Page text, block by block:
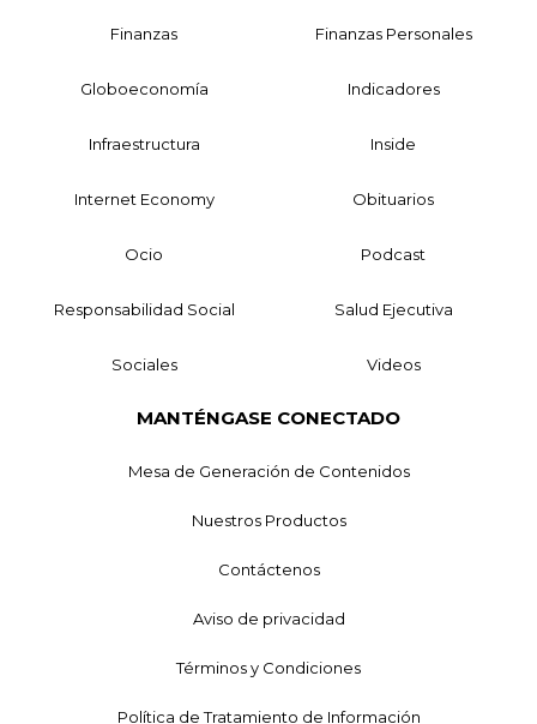
Finanzas Finanzas Personales
Globoeconomía Indicadores
Infraestructura Inside
Internet Economy Obituarios
Ocio Podcast
Responsabilidad Social Salud Ejecutiva
Sociales Videos
MANTÉNGASE CONECTADO
Mesa de Generación de Contenidos
Nuestros Productos
Contáctenos
Aviso de privacidad
Términos y Condiciones
Política de Tratamiento de Información